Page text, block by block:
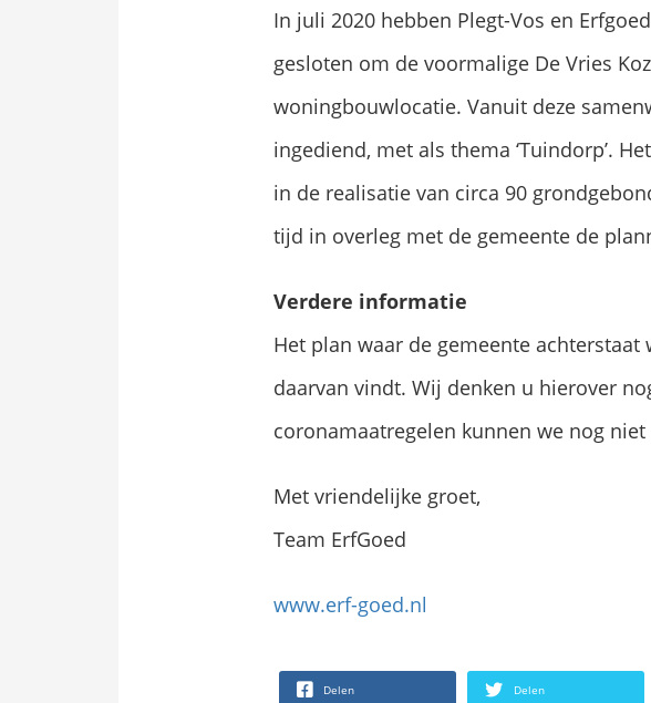
In juli 2020 hebben Plegt-Vos en
gesloten om de voormalige De Vries
woningbouwlocatie. Vanuit deze
ingediend, met als thema ‘Tuindorp’.
in de realisatie van circa 90
tijd in overleg met de gemeente de
Verdere informatie
Het plan waar de gemeente
daarvan vindt. Wij denken u hierover
coronamaatregelen kunnen we nog
Met vriendelijke groet,
Team ErfGoed
www.erf-goed.nl
Delen Delen